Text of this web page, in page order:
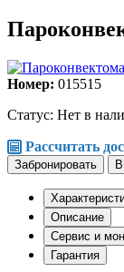
Номер: 015515
Статус: Нет в
Рассчитать
Забронировать
Описание
Сервис и
Гарантия